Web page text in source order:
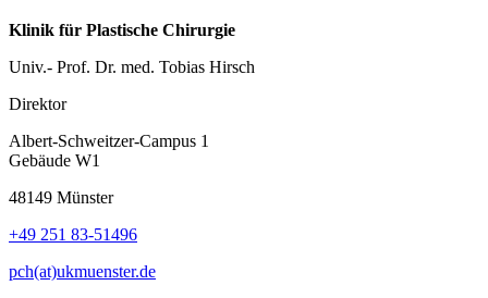
Klinik für Plastische Chirurgie
Univ.- Prof. Dr. med. Tobias Hirsch
Direktor
Albert-Schweitzer-Campus 1
Gebäude W1
48149 Münster
+49 251 83-51496
pch(at)ukmuenster.de